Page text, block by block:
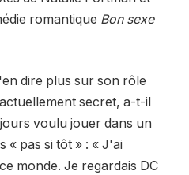
romantique Bon sexe
dire plus sur son rôle
secret, a-t-il
voulu jouer dans un
« pas si tôt » : « J'ai
monde. Je regardais DC